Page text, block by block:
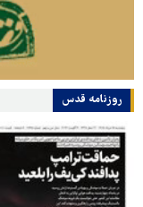
روزنامه قدس